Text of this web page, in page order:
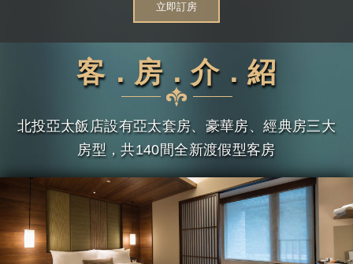
立即訂房
客．房．介．紹
北投亞太飯店設有亞太套房、豪華房、經典房三大
房型，共140間全新渡假型客房